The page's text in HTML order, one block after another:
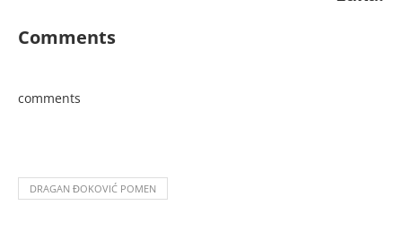
Comments
comments
DRAGAN ĐOKOVIĆ POMEN